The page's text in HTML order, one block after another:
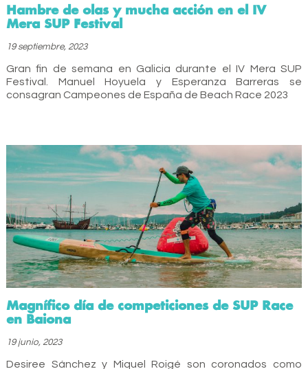
Hambre de olas y mucha acción en el IV
Mera SUP Festival
19 septiembre, 2023
Gran fin de semana en Galicia durante el IV Mera SUP
Festival. Manuel Hoyuela y Esperanza Barreras se
consagran Campeones de España de Beach Race 2023
Magnífico día de competiciones de SUP Race
en Baiona
19 junio, 2023
Desiree Sánchez y Miquel Roigé son coronados como